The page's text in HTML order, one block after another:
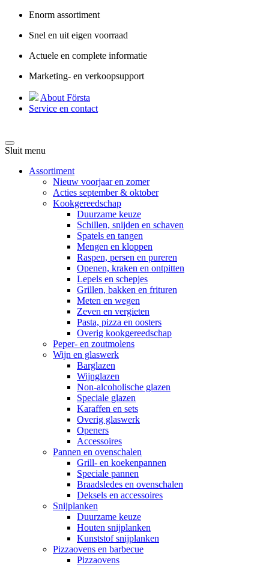
Enorm assortiment
Snel en uit eigen voorraad
Actuele en complete informatie
Marketing- en verkoopsupport
About Första
Service en contact
Sluit menu
Assortiment
Nieuw voorjaar en zomer
Acties september & oktober
Kookgereedschap
Duurzame keuze
Schillen, snijden en schaven
Spatels en tangen
Mengen en kloppen
Raspen, persen en pureren
Openen, kraken en ontpitten
Lepels en schepjes
Grillen, bakken en frituren
Meten en wegen
Zeven en vergieten
Pasta, pizza en oosters
Overig kookgereedschap
Peper- en zoutmolens
Wijn en glaswerk
Barglazen
Wijnglazen
Non-alcoholische glazen
Speciale glazen
Karaffen en sets
Overig glaswerk
Openers
Accessoires
Pannen en ovenschalen
Grill- en koekenpannen
Speciale pannen
Braadsledes en ovenschalen
Deksels en accessoires
Snijplanken
Duurzame keuze
Houten snijplanken
Kunststof snijplanken
Pizzaovens en barbecue
Pizzaovens